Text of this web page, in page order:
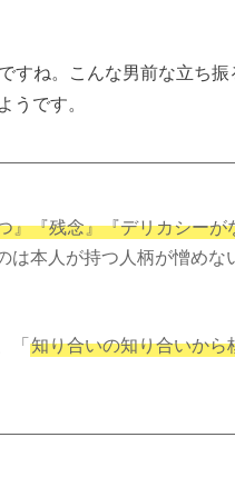
すね。こんな男前な立ち振
うです。
』『残念』『デリカシーが
は本人が持つ人柄が憎めな
「知り合いの知り合いから